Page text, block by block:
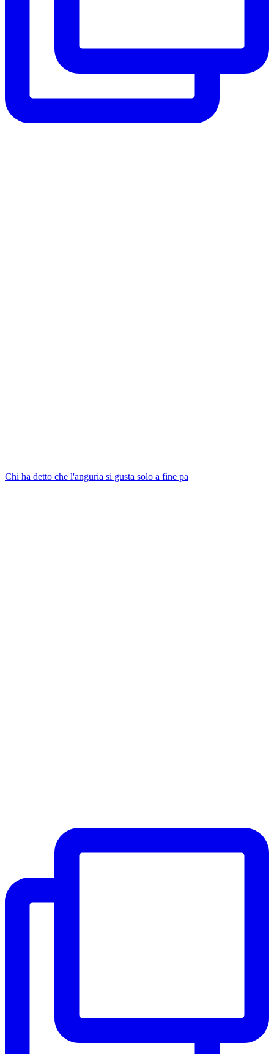
Chi ha detto che l'anguria si gusta solo a fine pa